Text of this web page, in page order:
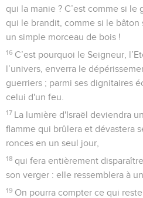
qui la manie ? C’est comme si
qui le brandit, comme si le
un simple morceau de bois !
16 C’est pourquoi le Seigneur,
l’univers, enverra le
guerriers ; parmi ses dignitaires
celui d'un feu.
17 La lumière d'Israël deviendra
flamme qui brûlera et dévastera
ronces en un seul jour,
18 qui fera entièrement
son verger : elle ressemblera à
19 On pourra compter ce qui